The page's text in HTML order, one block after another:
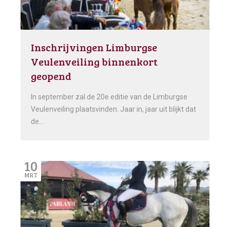
Inschrijvingen Limburgse
Veulenveiling binnenkort
geopend
In september zal de 20e editie van de Limburgse
Veulenveiling plaatsvinden. Jaar in, jaar uit blijkt dat
de…
10
MRT